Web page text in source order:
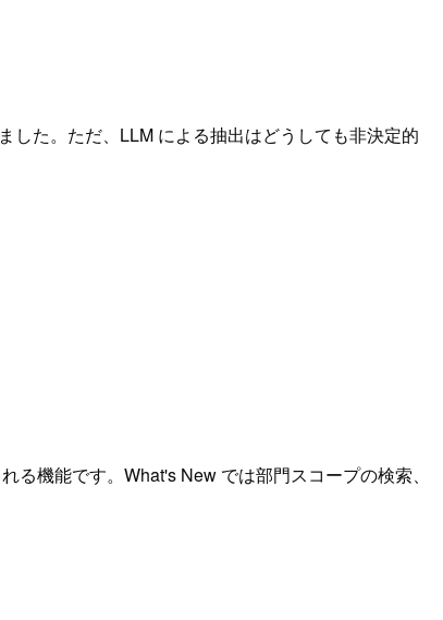
た。ただ、LLM による抽出はどうしても非決定的
機能です。What's New では部門スコープの検索、